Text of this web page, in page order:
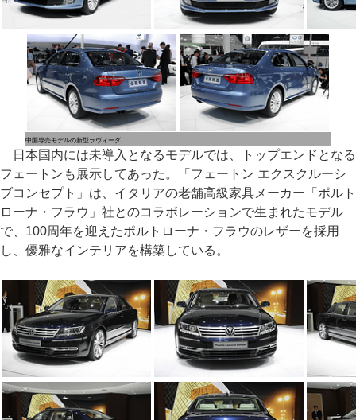
中国専売モデルの新型ラヴィーダ
日本国内には未導入となるモデルでは、トップエンドとなる
フェートンも展示してあった。「フェートン エクスクルーシ
ブコンセプト」は、イタリアの老舗高級家具メーカー「ポルト
ローナ・フラウ」社とのコラボレーションで生まれたモデル
で、100周年を迎えたポルトローナ・フラウのレザーを採用
し、優雅なインテリアを構築している。